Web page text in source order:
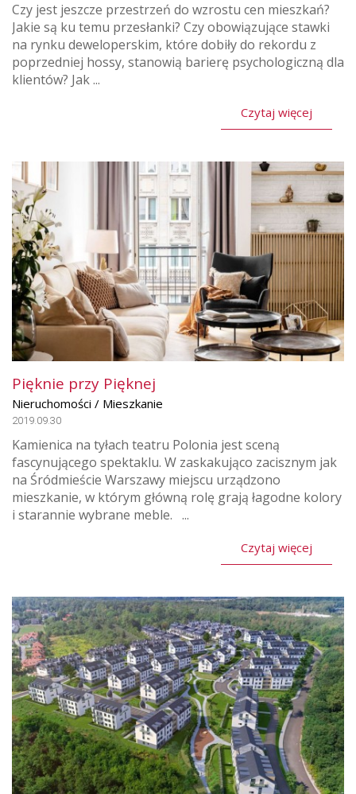
Czy jest jeszcze przestrzeń do wzrostu cen mieszkań?
Jakie są ku temu przesłanki? Czy obowiązujące stawki
na rynku deweloperskim, które dobiły do rekordu z
poprzedniej hossy, stanowią barierę psychologiczną dla
klientów? Jak ...
Czytaj więcej
Pięknie przy Pięknej
Nieruchomości / Mieszkanie
2019.09.30
Kamienica na tyłach teatru Polonia jest sceną
fascynującego spektaklu. W zaskakująco zacisznym jak
na Śródmieście Warszawy miejscu urządzono
mieszkanie, w którym główną rolę grają łagodne kolory
i starannie wybrane meble. ...
Czytaj więcej